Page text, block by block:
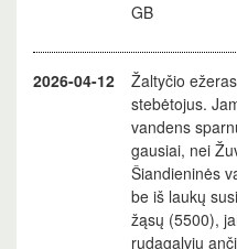
GB
2026-04-12
Žaltyčio
stebėtojus.
vandens
gausiai, nei
Šiandieninės
be iš laukų
žąsų (5500),
rudagalvių